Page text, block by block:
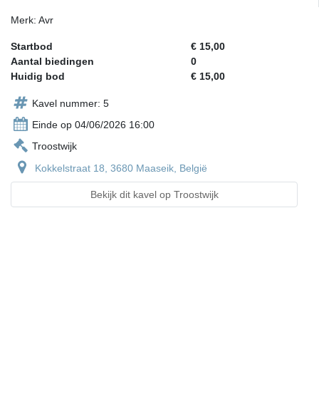
Merk: Avr
Startbod
€ 15,00
Aantal biedingen
0
Huidig bod
€ 15,00
Kavel nummer: 5
Einde op 04/06/2026 16:00
Troostwijk
Kokkelstraat 18, 3680 Maaseik, België
Bekijk dit kavel op Troostwijk